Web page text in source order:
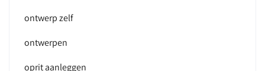
ontwerp zelf
ontwerpen
oprit aanleggen